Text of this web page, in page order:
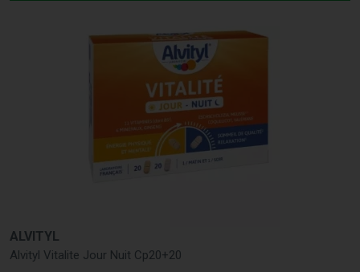
ALVITYL
Alvityl Vitalite Jour Nuit Cp20+20